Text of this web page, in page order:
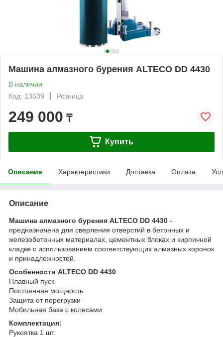
Машина алмазного бурения ALTECO DD 4430
В наличии
Код: 13539
Розница
249 000 ₸
Купить
Описание Характеристики Доставка Оплата
Описание
Машина алмазного бурения ALTECO DD 4430 -
предназначена для сверления отверстий в бетонных и
железобетонных материалах, цементных блоках и кирпичной
кладке с использованием соответствующих алмазных коронок
и принадлежностей.
Особенности ALTECO DD 4430
Плавный пуск
Постоянная мощность
Защита от перегрузки
Мобильная база с колесами
Комплектация:
Рукоятка 1 шт.